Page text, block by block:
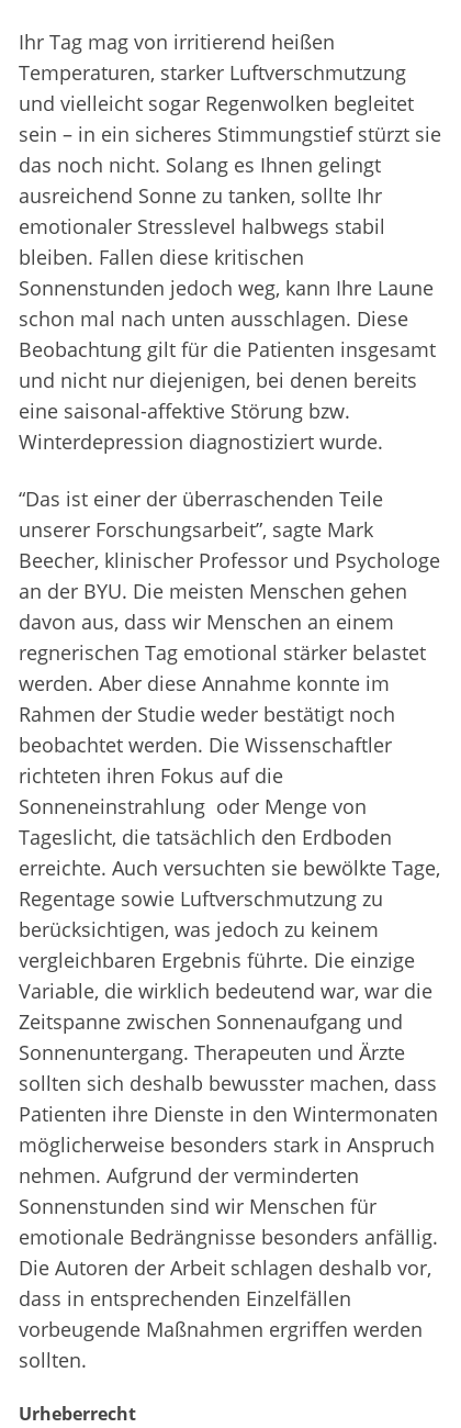
Ihr Tag mag von irritierend heißen
Temperaturen, starker Luftverschmutzung
und vielleicht sogar Regenwolken begleitet
sein – in ein sicheres Stimmungstief stürzt sie
das noch nicht. Solang es Ihnen gelingt
ausreichend Sonne zu tanken, sollte Ihr
emotionaler Stresslevel halbwegs stabil
bleiben. Fallen diese kritischen
Sonnenstunden jedoch weg, kann Ihre Laune
schon mal nach unten ausschlagen. Diese
Beobachtung gilt für die Patienten insgesamt
und nicht nur diejenigen, bei denen bereits
eine saisonal-affektive Störung bzw.
Winterdepression diagnostiziert wurde.
“Das ist einer der überraschenden Teile
unserer Forschungsarbeit”, sagte Mark
Beecher, klinischer Professor und Psychologe
an der BYU. Die meisten Menschen gehen
davon aus, dass wir Menschen an einem
regnerischen Tag emotional stärker belastet
werden. Aber diese Annahme konnte im
Rahmen der Studie weder bestätigt noch
beobachtet werden. Die Wissenschaftler
richteten ihren Fokus auf die
Sonneneinstrahlung oder Menge von
Tageslicht, die tatsächlich den Erdboden
erreichte. Auch versuchten sie bewölkte Tage,
Regentage sowie Luftverschmutzung zu
berücksichtigen, was jedoch zu keinem
vergleichbaren Ergebnis führte. Die einzige
Variable, die wirklich bedeutend war, war die
Zeitspanne zwischen Sonnenaufgang und
Sonnenuntergang. Therapeuten und Ärzte
sollten sich deshalb bewusster machen, dass
Patienten ihre Dienste in den Wintermonaten
möglicherweise besonders stark in Anspruch
nehmen. Aufgrund der verminderten
Sonnenstunden sind wir Menschen für
emotionale Bedrängnisse besonders anfällig.
Die Autoren der Arbeit schlagen deshalb vor,
dass in entsprechenden Einzelfällen
vorbeugende Maßnahmen ergriffen werden
sollten.
Urheberrecht